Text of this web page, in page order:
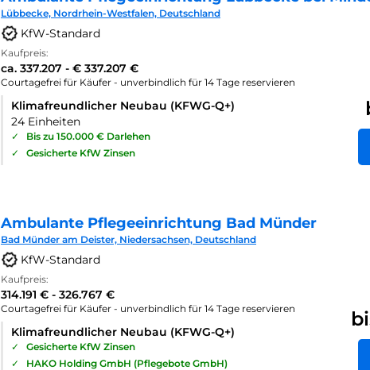
Lübbecke, Nordrhein-Westfalen, Deutschland
KfW-Standard
Kaufpreis:
ca. 337.207 - € 337.207 €
Courtagefrei für Käufer - unverbindlich für 14 Tage reservieren
Klimafreundlicher Neubau (KFWG-Q+)
24 Einheiten
✓
Bis zu 150.000 € Darlehen
✓
Gesicherte KfW Zinsen
Ambulante Pflegeeinrichtung Bad Münder
Bad Münder am Deister, Niedersachsen, Deutschland
KfW-Standard
Kaufpreis:
314.191 € - 326.767 €
Courtagefrei für Käufer - unverbindlich für 14 Tage reservieren
Klimafreundlicher Neubau (KFWG-Q+)
✓
Gesicherte KfW Zinsen
✓
HAKO Holding GmbH (Pflegebote GmbH)